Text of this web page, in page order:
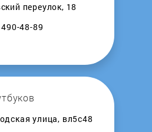
переулок, 18
48-89
улица, вл5с48